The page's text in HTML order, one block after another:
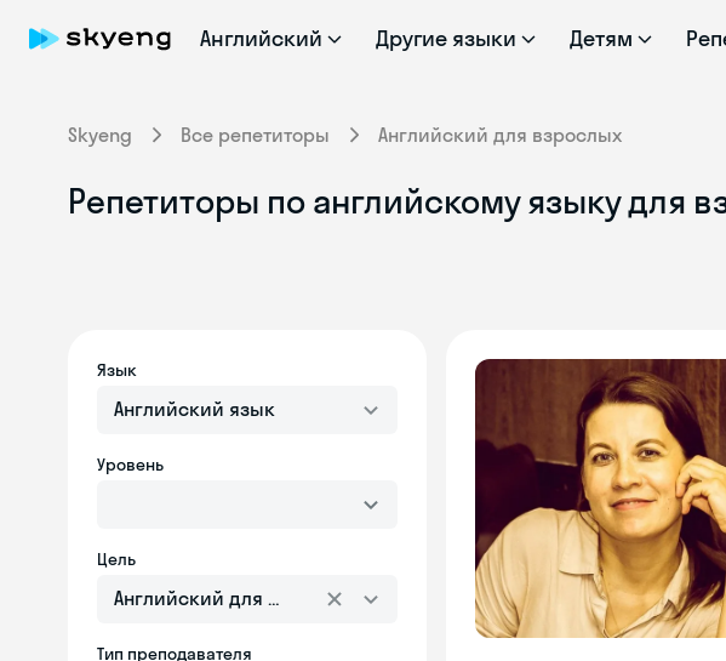
Английский Другие языки Детям
Skyeng Все репетиторы Английский для взрослых
Репетиторы по английскому языку для
Язык
Английский язык
Уровень
Цель
Английский для взрослых
Тип преподавателя